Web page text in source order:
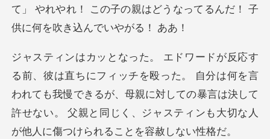
た。 自分は何を言
われても我慢できるが、母親に対しての暴言は決して
許せない。